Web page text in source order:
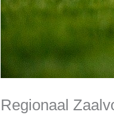
Regionaal